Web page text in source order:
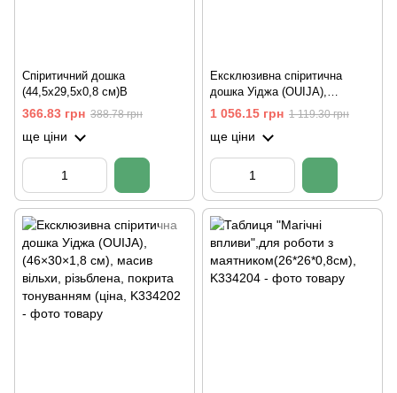
Спіритичний дошка
(44,5х29,5х0,8 см)B
366.83 грн 388.78 грн
ще ціни
Ексклюзивна спіритична
дошка Уіджа (OUIJA),
(46×30×1,8 см), масив вільхи,
різьблена A
1 056.15 грн 1 119.30 грн
ще ціни